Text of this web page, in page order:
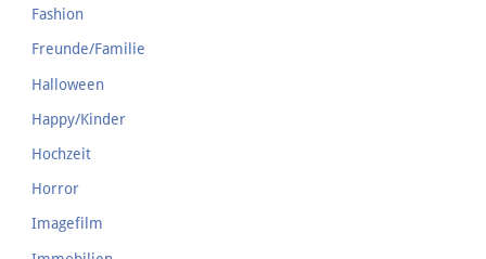
Fashion
Freunde/Familie
Halloween
Happy/Kinder
Hochzeit
Horror
Imagefilm